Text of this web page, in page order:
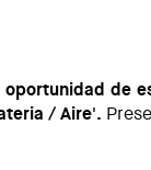
oportunidad de
/ Aire'.